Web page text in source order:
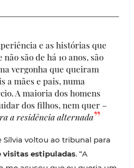
e as histórias que
são de há 10 anos, são
vergonha que queiram
a mães e pais, numa
A maioria dos homens
dos filhos, nem quer –
a residência alternada
Sílvia voltou ao tribunal para
visitas estipuladas. “A